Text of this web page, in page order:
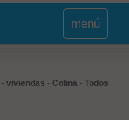
menú
- viviendas - Colina - Todos